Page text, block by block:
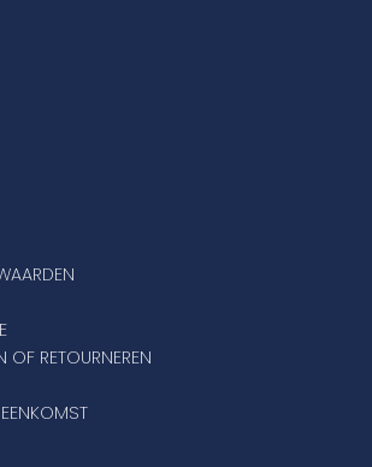
OF RETOURNEREN